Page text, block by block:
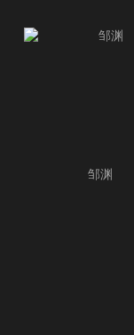
邹渊